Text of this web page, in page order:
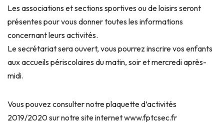
Les associations et sections sportives ou de loisirs seront
présentes pour vous donner toutes les informations
concernant leurs activités.
Le secrétariat sera ouvert, vous pourrez inscrire vos enfants
aux accueils périscolaires du matin, soir et mercredi après-
midi.
Vous pouvez consulter notre plaquette d’activités
2019/2020 sur notre site internet www.fptcsec.fr